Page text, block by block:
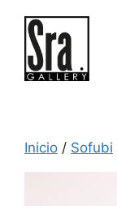
contenido
Inicio / Sofubi